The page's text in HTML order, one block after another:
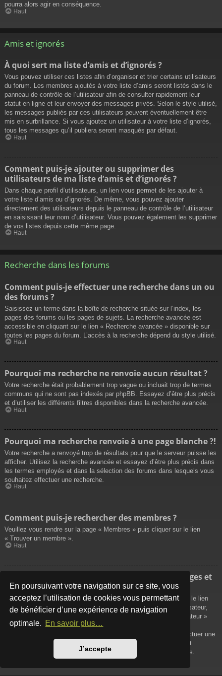
En poursuivant votre navigation sur ce site, vous
acceptez l’utilisation de cookies vous permettant
de bénéficier d’une expérience de navigation
optimale. En savoir plus…
J’accepte
pourra alors agir en conséquence.
Haut
Amis et ignorés
À quoi sert ma liste d’amis et d’ignorés ?
Vous pouvez utiliser ces listes afin d’organiser et trier certains utilisateurs
du forum. Les membres ajoutés à votre liste d’amis seront listés dans le
panneau de contrôle de l’utilisateur afin de consulter rapidement leur
statut en ligne et leur envoyer des messages privés. Selon le style utilisé,
les messages publiés par ces utilisateurs peuvent éventuellement être
mis en surbrillance. Si vous ajoutez un utilisateur à votre liste d’ignorés,
tous les messages qu’il publiera seront masqués par défaut.
Haut
Comment puis-je ajouter ou supprimer des
utilisateurs de ma liste d’amis et d’ignorés ?
Dans chaque profil d’utilisateurs, un lien vous permet de les ajouter à
votre liste d’amis ou d’ignorés. De même, vous pouvez ajouter
directement des utilisateurs depuis le panneau de contrôle de l’utilisateur
en saisissant leur nom d’utilisateur. Vous pouvez également les supprimer
de vos listes depuis cette même page.
Haut
Recherche dans les forums
Comment puis-je effectuer une recherche dans un ou
des forums ?
Saisissez un terme dans la boîte de recherche située sur l’index, les
pages des forums ou les pages de sujets. La recherche avancée est
accessible en cliquant sur le lien « Recherche avancée » disponible sur
toutes les pages du forum. L’accès à la recherche dépend du style utilisé.
Haut
Pourquoi ma recherche ne renvoie aucun résultat ?
Votre recherche était probablement trop vague ou incluait trop de termes
communs qui ne sont pas indexés par phpBB. Essayez d’être plus précis
et d’utiliser les différents filtres disponibles dans la recherche avancée.
Haut
Pourquoi ma recherche renvoie à une page blanche ?!
Votre recherche a renvoyé trop de résultats pour que le serveur puisse les
afficher. Utilisez la recherche avancée et essayez d’être plus précis dans
les termes employés et dans la sélection des forums dans lesquels vous
souhaitez effectuer une recherche.
Haut
Comment puis-je rechercher des membres ?
Veuillez vous rendre sur la page « Membres » puis cliquer sur le lien
« Trouver un membre ».
Haut
Comment puis-je retrouver mes propres messages et
sujets ?
Vos propres messages peuvent être affichés soit en cliquant sur le lien
« Afficher vos messages » dans le panneau de contrôle de l’utilisateur,
soit en cliquant sur le lien « Rechercher les messages de l’utilisateur »
sur la page de votre propre profil ou soit en cliquant sur le menu
« Raccourcis » situé sur la partie supérieure du forum. Pour effectuer une
recherche de vos propres sujets, utilisez la recherche avancée et
remplissez convenablement les options qui vous sont disponibles.